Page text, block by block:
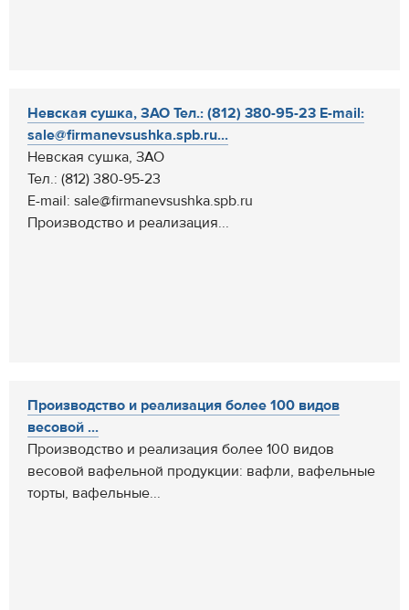
Невская сушка, ЗАО Тел.: (812) 380-95-23 E-mail:
sale@firmanevsushka.spb.ru...
Невская сушка, ЗАО
Тел.: (812) 380-95-23
E-mail: sale@firmanevsushka.spb.ru
Производство и реализация...
Производство и реализация более 100 видов
весовой ...
Производство и реализация более 100 видов
весовой вафельной продукции: вафли, вафельные
торты, вафельные...